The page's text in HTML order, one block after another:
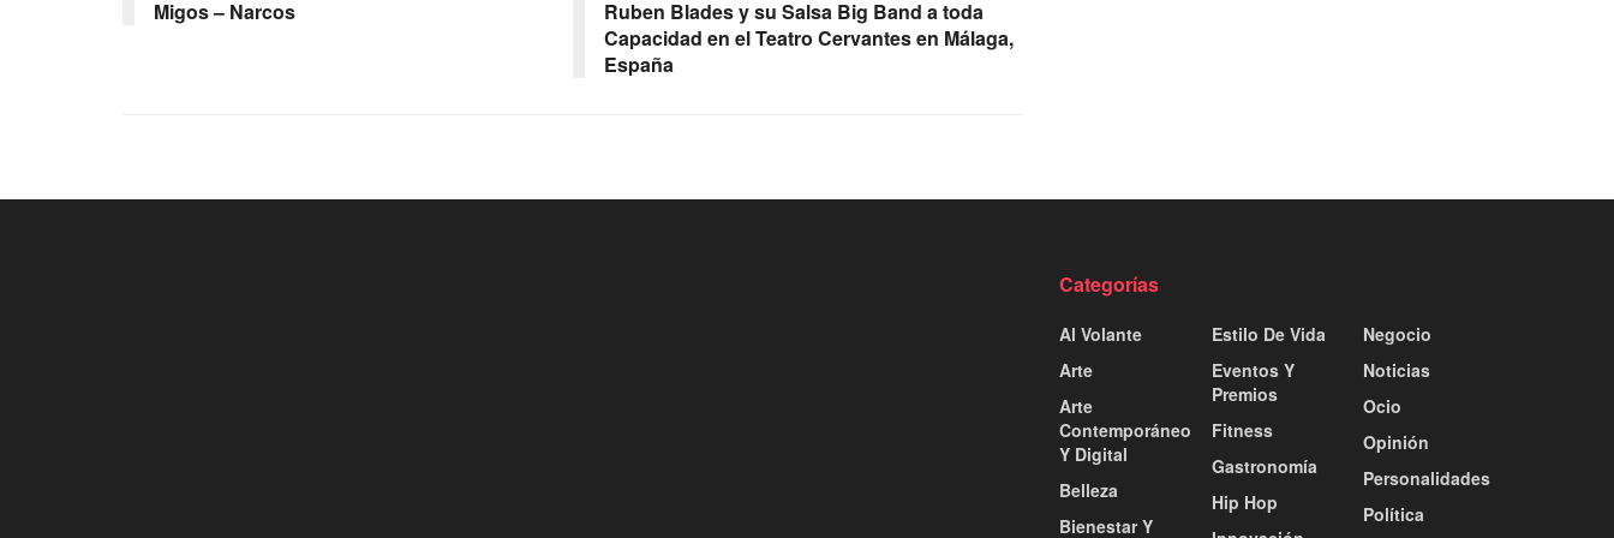
Migos – Narcos
Ruben Blades y su Salsa Big Band a toda
Capacidad en el Teatro Cervantes en Málaga,
España
Categorías
Al Volante
Arte
Arte
Contemporáneo
Y Digital
Belleza
Bienestar Y
Estilo De Vida
Eventos Y
Premios
Fitness
Gastronomía
Hip Hop
Negocio
Noticias
Ocio
Opinión
Personalidades
Política